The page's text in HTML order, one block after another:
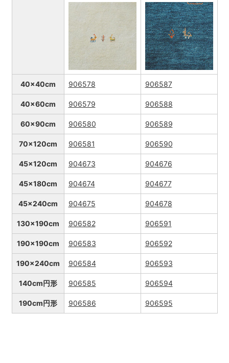
40x40cm 906578 906587
40x60cm 906579 906588
60x90cm 906580 906589
70x120cm 906581 906590
45x120cm 904673 904676
45x180cm 904674 904677
45x240cm 904675 904678
130x190cm 906582 906591
190x190cm 906583 906592
190x240cm 906584 906593
140cm円形 906585 906594
190cm円形 906586 906595